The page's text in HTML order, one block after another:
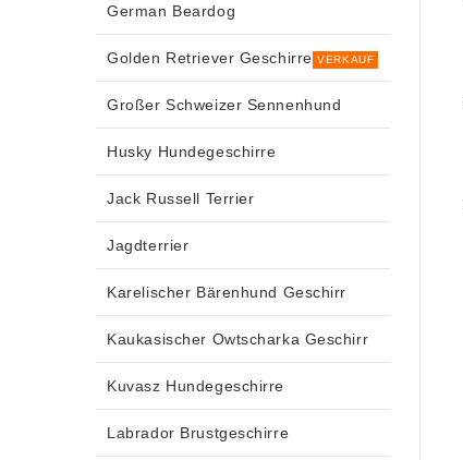
German Beardog
Golden Retriever Geschirre VERKAUF
Großer Schweizer Sennenhund
Husky Hundegeschirre
Jack Russell Terrier
Jagdterrier
Karelischer Bärenhund Geschirr
Kaukasischer Owtscharka Geschirr
Kuvasz Hundegeschirre
Labrador Brustgeschirre